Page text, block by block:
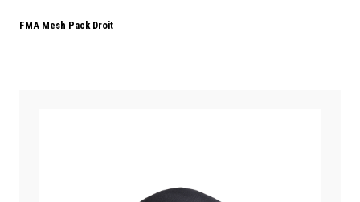
FMA Mesh Pack Droit